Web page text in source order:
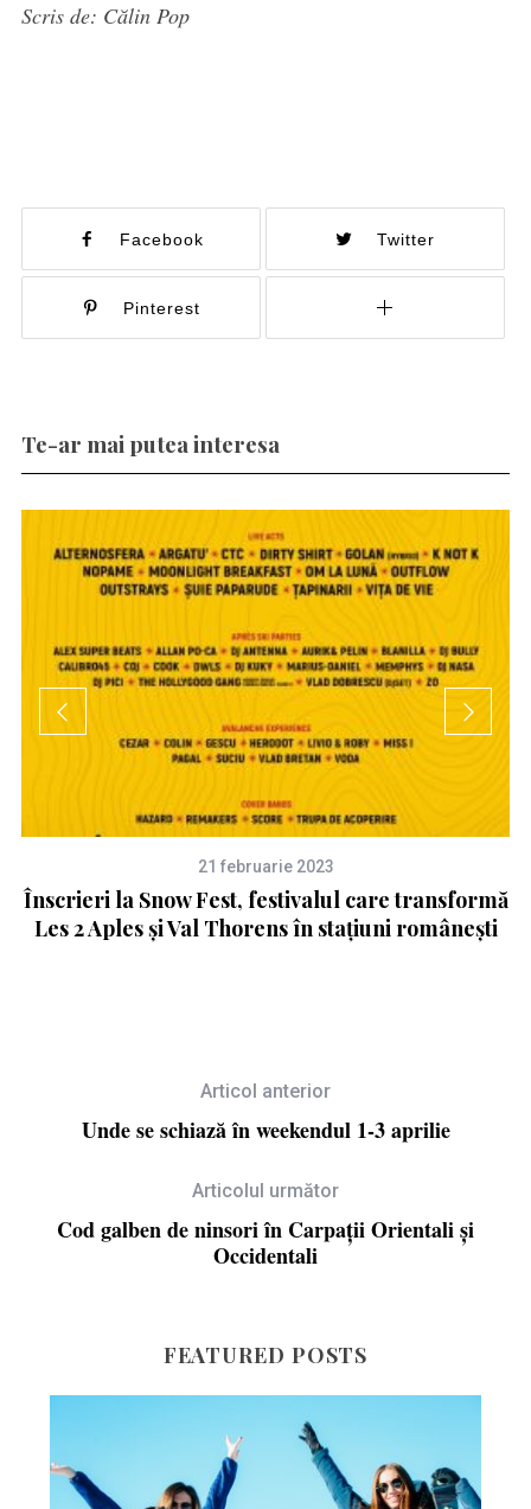
Scris de: Călin Pop
Facebook Twitter
Pinterest
Te-ar mai putea interesa
21 februarie 2023
Înscrieri la Snow Fest, festivalul care transformă
Les 2 Aples și Val Thorens în stațiuni românești
Articol anterior
Unde se schiază în weekendul 1-3 aprilie
Articolul următor
Cod galben de ninsori în Carpații Orientali și
Occidentali
FEATURED POSTS